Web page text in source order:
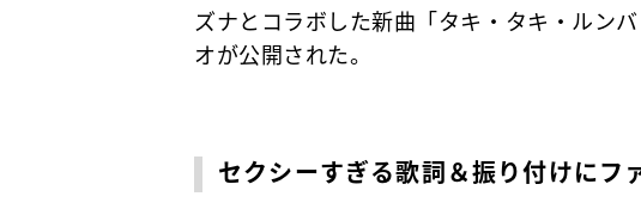
ズナとコラボした新曲「タキ・タキ・ルン
オが公開された。
セクシーすぎる歌詞＆振り付けにフ